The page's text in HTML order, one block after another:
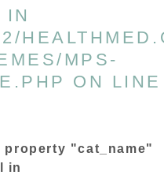
IN
MPS-
ON LINE
property "cat_name"
in